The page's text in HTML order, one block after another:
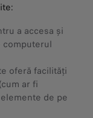
a accesa și
computerul
oferă facilități
ar fi
de pe